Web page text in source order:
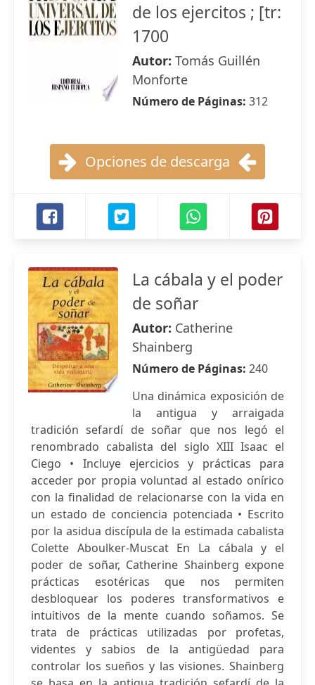
de los ejercitos ; [tr:
1700
Autor: Tomás Guillén
Monforte
Número de Páginas: 312
Opciones de descarga
La cábala y el poder
de soñar
Autor: Catherine
Shainberg
Número de Páginas: 240
Una dinámica exposición de
la antigua y arraigada
tradición sefardí de soñar que nos legó el
renombrado cabalista del siglo XIII Isaac el
Ciego • Incluye ejercicios y prácticas para
acceder por propia voluntad al estado onírico
con la finalidad de relacionarse con la vida en
un estado de conciencia potenciada • Escrito
por la asidua discípula de la estimada cabalista
Colette Aboulker-Muscat En La cábala y el
poder de soñar, Catherine Shainberg expone
prácticas esotéricas que nos permiten
desbloquear los poderes transformativos e
intuitivos de la mente cuando soñamos. Se
trata de prácticas utilizadas por profetas,
videntes y sabios de la antigüedad para
controlar los sueños y las visiones. Shainberg